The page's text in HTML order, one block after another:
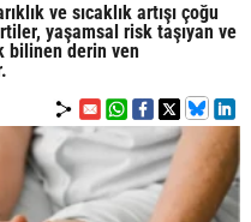
ve sıcaklık artışı çoğu
yaşamsal risk taşıyan ve
bilinen derin ven